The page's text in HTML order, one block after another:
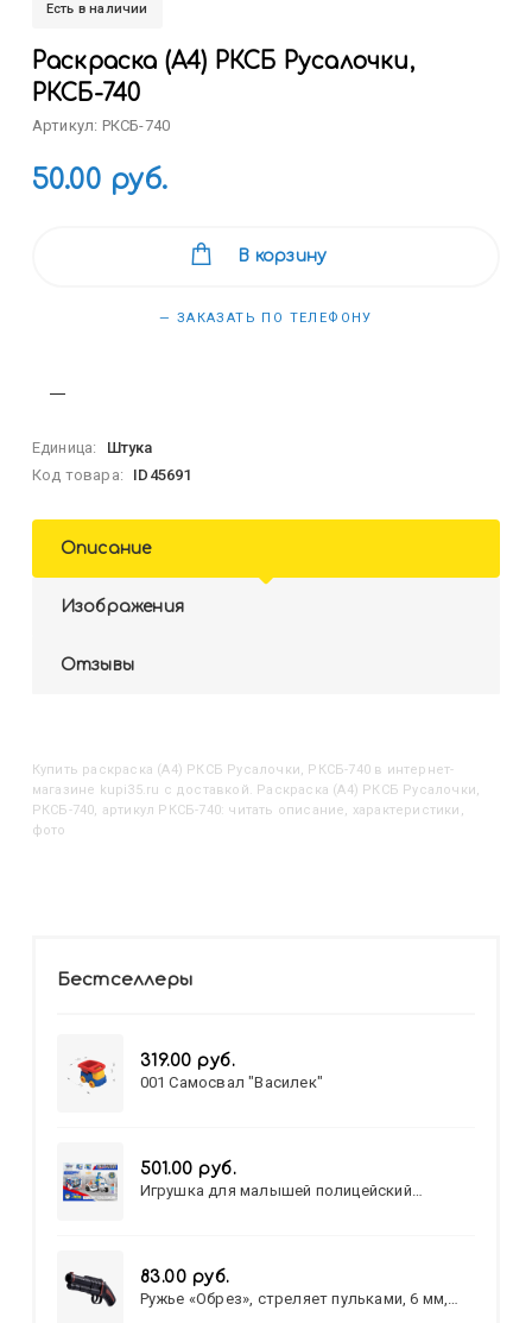
Есть в наличии
Раскраска (А4) РКСБ Русалочки,
РКСБ-740
Артикул: РКСБ-740
50.00 руб.
В корзину
— ЗАКАЗАТЬ ПО ТЕЛЕФОНУ
Единица:
Штука
Код товара:
ID45691
Описание
Изображения
Отзывы
Купить Раскраска (А4) РКСБ Русалочки, РКСБ-740 в интернет-
магазине kupi35.ru с доставкой. Раскраска (А4) РКСБ Русалочки,
РКСБ-740, артикул РКСБ-740: читать описание, характеристики,
фото
Бестселлеры
319.00 руб.
001 Самосвал "Василек"
501.00 руб.
Игрушка для малышей полицейский
83.00 руб.
Ружье «Обрез», стреляет пульками, 6 мм,